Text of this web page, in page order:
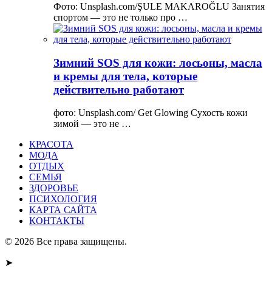
Фото: Unsplash.com/ŞULE MAKAROĞLU Занятия
спортом — это не только про …
Зимний SOS для кожи: лосьоны, масла
и кремы для тела, которые
действительно работают
фото: Unsplash.com/ Get Glowing Сухость кожи
зимой — это не …
КРАСОТА
МОДА
ОТДЫХ
СЕМЬЯ
ЗДОРОВЬЕ
ПСИХОЛОГИЯ
КАРТА САЙТА
КОНТАКТЫ
© 2026 Все права защищены.
➤